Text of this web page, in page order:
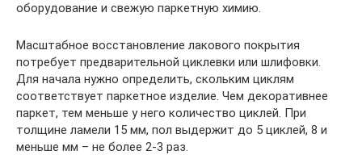
оборудование и свежую паркетную химию.
Масштабное восстановление лакового покрытия
потребует предварительной циклевки или шлифовки.
Для начала нужно определить, скольким циклям
соответствует паркетное изделие. Чем декоративнее
паркет, тем меньше у него количество циклей. При
толщине ламели 15 мм, пол выдержит до 5 циклей, 8 и
меньше мм – не более 2-3 раз.